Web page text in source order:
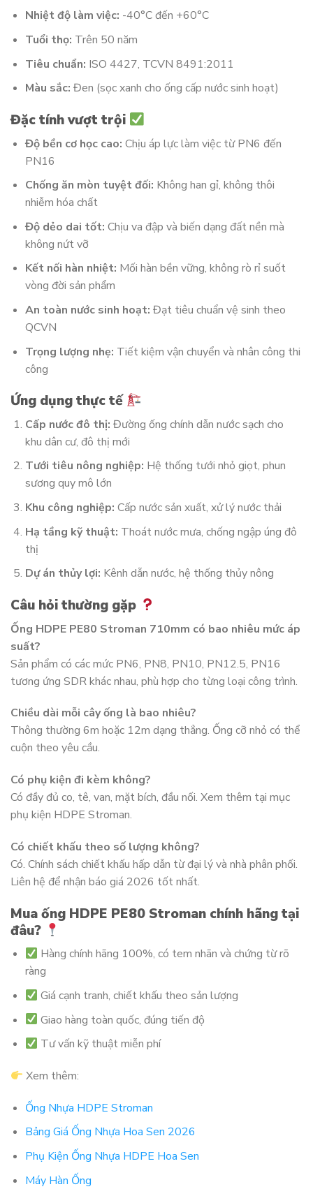
Nhiệt độ làm việc: -40°C đến +60°C
Tuổi thọ: Trên 50 năm
Tiêu chuẩn: ISO 4427, TCVN 8491:2011
Màu sắc: Đen (sọc xanh cho ống cấp nước sinh hoạt)
Đặc tính vượt trội
Độ bền cơ học cao: Chịu áp lực làm việc từ PN6 đến
PN16
Chống ăn mòn tuyệt đối: Không han gỉ, không thôi
nhiễm hóa chất
Độ dẻo dai tốt: Chịu va đập và biến dạng đất nền mà
không nứt vỡ
Kết nối hàn nhiệt: Mối hàn bền vững, không rò rỉ suốt
vòng đời sản phẩm
An toàn nước sinh hoạt: Đạt tiêu chuẩn vệ sinh theo
QCVN
Trọng lượng nhẹ: Tiết kiệm vận chuyển và nhân công thi
công
Ứng dụng thực tế
Cấp nước đô thị: Đường ống chính dẫn nước sạch cho
khu dân cư, đô thị mới
Tưới tiêu nông nghiệp: Hệ thống tưới nhỏ giọt, phun
sương quy mô lớn
Khu công nghiệp: Cấp nước sản xuất, xử lý nước thải
Hạ tầng kỹ thuật: Thoát nước mưa, chống ngập úng đô
thị
Dự án thủy lợi: Kênh dẫn nước, hệ thống thủy nông
Câu hỏi thường gặp
Ống HDPE PE80 Stroman 710mm có bao nhiêu mức áp
suất?
Sản phẩm có các mức PN6, PN8, PN10, PN12.5, PN16
tương ứng SDR khác nhau, phù hợp cho từng loại công trình.
Chiều dài mỗi cây ống là bao nhiêu?
Thông thường 6m hoặc 12m dạng thẳng. Ống cỡ nhỏ có thể
cuộn theo yêu cầu.
Có phụ kiện đi kèm không?
Có đầy đủ co, tê, van, mặt bích, đầu nối. Xem thêm tại mục
phụ kiện HDPE Stroman.
Có chiết khấu theo số lượng không?
Có. Chính sách chiết khấu hấp dẫn từ đại lý và nhà phân phối.
Liên hệ để nhận báo giá 2026 tốt nhất.
Mua ống HDPE PE80 Stroman chính hãng tại
đâu?
Hàng chính hãng 100%, có tem nhãn và chứng từ rõ
ràng
Giá cạnh tranh, chiết khấu theo sản lượng
Giao hàng toàn quốc, đúng tiến độ
Tư vấn kỹ thuật miễn phí
Xem thêm:
Ống Nhựa HDPE Stroman
Bảng Giá Ống Nhựa Hoa Sen 2026
Phụ Kiện Ống Nhựa HDPE Hoa Sen
Máy Hàn Ống